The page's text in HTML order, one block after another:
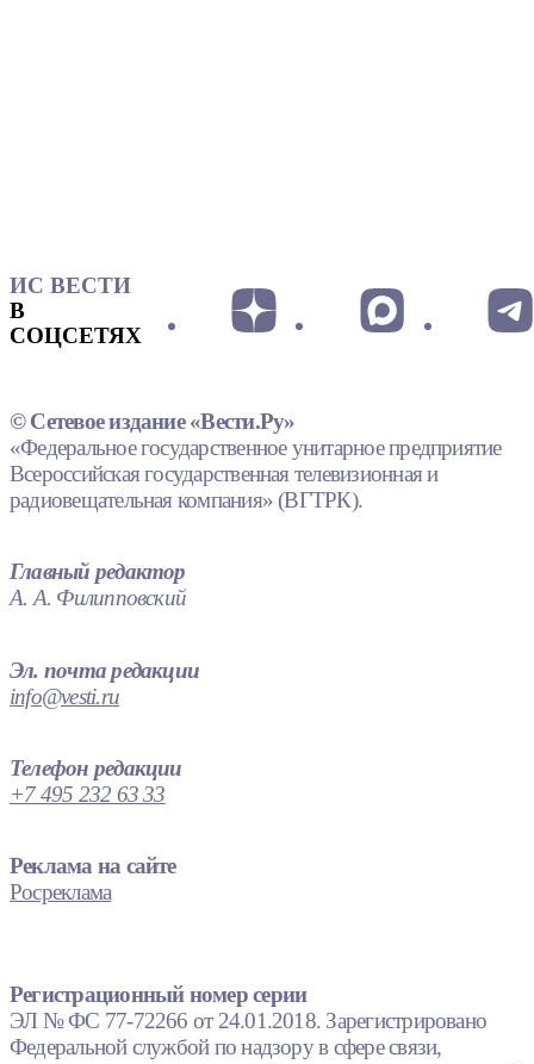
ИС ВЕСТИ
В
СОЦСЕТЯХ
© Сетевое издание «Вести.Ру»
«Федеральное государственное унитарное предприятие
Всероссийская государственная телевизионная и
радиовещательная компания» (ВГТРК).
Главный редактор
А. А. Филипповский
Эл. почта редакции
info@vesti.ru
Телефон редакции
+7 495 232 63 33
Реклама на сайте
Росреклама
Регистрационный номер серии
ЭЛ № ФС 77-72266 от 24.01.2018. Зарегистрировано
Федеральной службой по надзору в сфере связи,